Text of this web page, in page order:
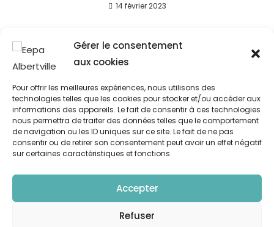
Gérer le consentement
aux cookies
Pour offrir les meilleures expériences, nous utilisons des
technologies telles que les cookies pour stocker et/ou accéder aux
informations des appareils. Le fait de consentir à ces technologies
nous permettra de traiter des données telles que le comportement
de navigation ou les ID uniques sur ce site. Le fait de ne pas
consentir ou de retirer son consentement peut avoir un effet négatif
sur certaines caractéristiques et fonctions.
Accepter
Refuser
14 février 2023
Suivez Nous
Plan d’accès